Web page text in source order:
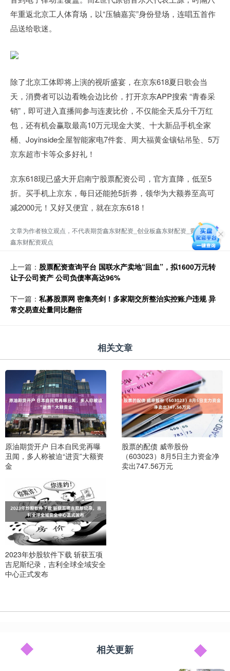
年重返北京工人体育场，以“压轴嘉宾”身份登场，连唱五首作
品送给歌迷。
除了北京工体即将上演的视听盛宴，在京东618夏日歌会当
天，消费者可以边看晚会边比价，打开京东APP搜索 “青春采
销”，即可进入直播间参与连麦比价，不仅能全天瓜分千万红
包，还有机会赢取最高10万元现金大奖、十大新品手机全家
桶、Joyinside全屋智能家电7件套、周大福黄金镶钻吊坠、5万
京东超市卡等众多好礼！
京东618现已盛大开启南宁股票配资公司，官方直降，低至5
折。买手机上京东，每日还能抢5折券，领华为大额券至高可
减2000元！又好又便宜，就在京东618！
文章为作者独立观点，不代表期货鑫东财配资_创业板鑫东财配资_黄金期货
鑫东财配资观点
上一篇： 股票配资查询平台 国联水产卖地“回血”，拟1600万元转
让子公司资产 公司负债率高达96%
下一篇： 私募股票网 密集亮剑！多家期交所整治实控账户违规 异
常交易查处量同比翻倍
相关文章
原油期货开户 日本自民党再曝
丑闻，多人称被迫“进贡”大额资
金
股票的配债 威帝股份
（603023）8月5日主力资金净
卖出747.56万元
2023年炒股软件下载 斩获五项
吉尼斯纪录，吉利全球全域安全
中心正式发布
相关更新